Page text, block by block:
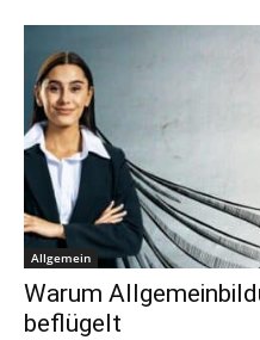
Allgemein
Warum
beflügelt